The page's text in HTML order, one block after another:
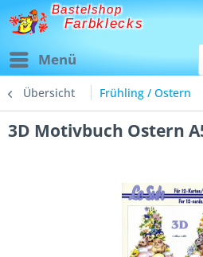
Bastelshop
Farbklecks
Menü
Übersicht Frühling / Ostern
3D Motivbuch Ostern